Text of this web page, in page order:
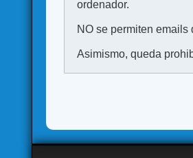
ordenador.
NO se permiten emails
Asimismo, queda